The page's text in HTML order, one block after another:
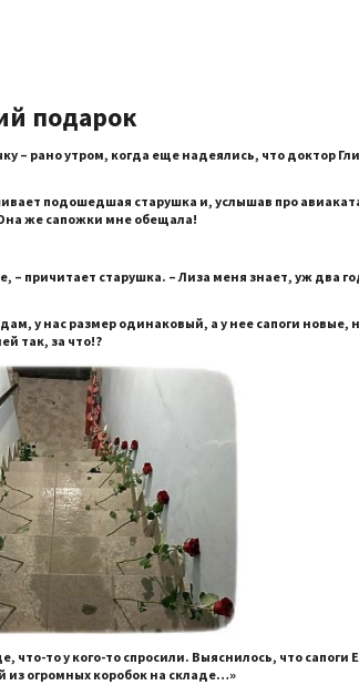
– рано утром, когда еще надеялись, что доктор
подошедшая старушка и, услышав про
же сапожки мне обещала!
– причитает старушка. – Лиза меня знает, уж два
у нас размер одинаковый, а у нее сапоги
так, за что!?
то у кого-то спросили. Выяснилось, что сапоги
из огромных коробок на складе…»